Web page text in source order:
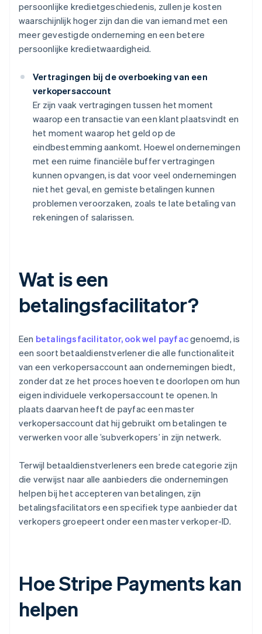
persoonlijke kredietgeschiedenis, zullen je kosten
waarschijnlijk hoger zijn dan die van iemand met een
meer gevestigde onderneming en een betere
persoonlijke kredietwaardigheid.
Vertragingen bij de overboeking van een
verkopersaccount
Er zijn vaak vertragingen tussen het moment
waarop een transactie van een klant plaatsvindt en
het moment waarop het geld op de
eindbestemming aankomt. Hoewel ondernemingen
met een ruime financiële buffer vertragingen
kunnen opvangen, is dat voor veel ondernemingen
niet het geval, en gemiste betalingen kunnen
problemen veroorzaken, zoals te late betaling van
rekeningen of salarissen.
Wat is een
betalingsfacilitator?
Een betalingsfacilitator, ook wel payfacgenoemd, is
een soort betaaldienstverlener die alle functionaliteit
van een verkopersaccount aan ondernemingen biedt,
zonder dat ze het proces hoeven te doorlopen om hun
eigen individuele verkopersaccount te openen. In
plaats daarvan heeft de payfac een master
verkopersaccount dat hij gebruikt om betalingen te
verwerken voor alle ’subverkopers’ in zijn netwerk.
Terwijl betaaldienstverleners een brede categorie zijn
die verwijst naar alle aanbieders die ondernemingen
helpen bij het accepteren van betalingen, zijn
betalingsfacilitators een specifiek type aanbieder dat
verkopers groepeert onder een master verkoper-ID.
Hoe Stripe Payments kan
helpen